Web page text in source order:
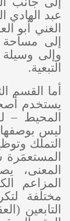
عبد الهادي
الغني أبو
إلى مساحة
وإلى وسيلة
التبعية.
أما القسم
يستخدم
المحيط –
ليس بوصفها
التملك
المستعمَرة
المعنى،
المزاعم
مختلفة
التابعين